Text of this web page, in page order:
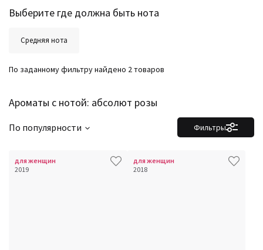
Выберите где должна быть нота
Средняя нота
Ароматы с нотой: абсолют розы
По заданному фильтру найдено 2 товаров
Фильтры
По популярности
для женщин
2019
для женщин
2018